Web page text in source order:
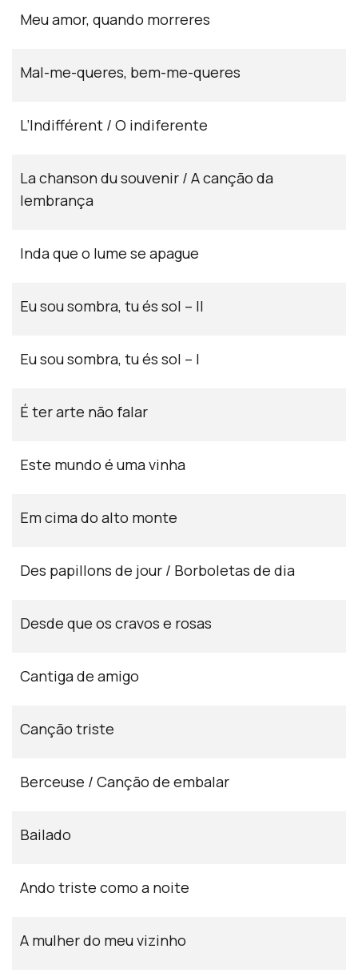
Meu amor, quando morreres
Mal-me-queres, bem-me-queres
L’Indifférent / O indiferente
La chanson du souvenir / A canção da
lembrança
Inda que o lume se apague
Eu sou sombra, tu és sol – II
Eu sou sombra, tu és sol – I
É ter arte não falar
Este mundo é uma vinha
Em cima do alto monte
Des papillons de jour / Borboletas de dia
Desde que os cravos e rosas
Cantiga de amigo
Canção triste
Berceuse / Canção de embalar
Bailado
Ando triste como a noite
A mulher do meu vizinho